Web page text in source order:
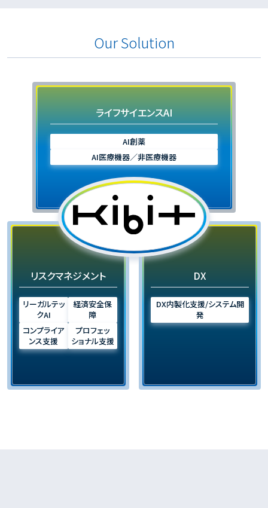
Our Solution
ライフサイエンスAI
AI創薬
AI医療機器／非医療機器
リスクマネジメント
リーガルテッ
クAI
経済安全保
障
コンプライア
ンス支援
プロフェッ
ショナル支援
DX
DX内製化支援/システム開
発